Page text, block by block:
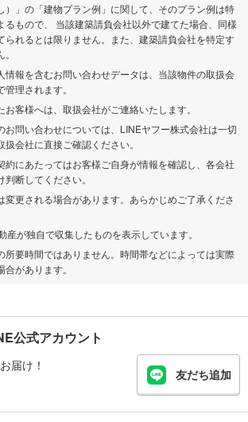
）」の「建物プラン例」に関して、そのプラン例は特
るもので、 当該建築請負会社以外で建てた場合、同様
られるとは限りません。また、建築請負会社を特定す
情報を含むお問い合わせデータは、当該物件の取扱会
理されます。
客様へは、取扱会社がご連絡いたします。
お問い合わせについては、LINEヤフー株式会社は一切
会社に直接ご確認ください。
約にあたってはお客様ご自身が情報を確認し、各会社
断してください。
変更される場合があります。あらかじめご了承くださ
産が独自で収集したものを表示しています。
所要時間ではありません。時間帯などによっては実際
があります。
公式アカウント
届け！
友だち追加